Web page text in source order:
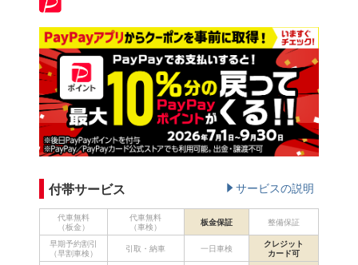
付帯サービス サービスの説明
代車無料
（板金）
代車無料
（車検）
板金保証 整備保証
早期予約割引
（早割車検）
引取・納車 一日車検
クレジット
カード可